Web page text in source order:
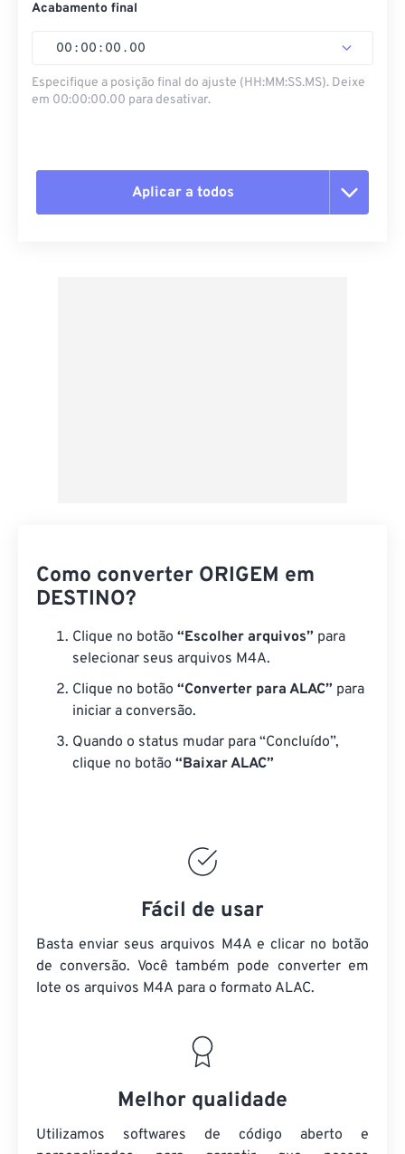
Acabamento final
00 : 00 : 00 . 00
Especifique a posição final do ajuste (HH:MM:SS.MS). Deixe
em 00:00:00.00 para desativar.
Aplicar a todos
Como converter ORIGEM em
DESTINO?
Clique no botão “Escolher arquivos” para
selecionar seus arquivos M4A.
Clique no botão “Converter para ALAC” para
iniciar a conversão.
Quando o status mudar para “Concluído”,
clique no botão “Baixar ALAC”
Fácil de usar
Basta enviar seus arquivos M4A e clicar no botão
de conversão. Você também pode converter em
lote os arquivos M4A para o formato ALAC.
Melhor qualidade
Utilizamos softwares de código aberto e